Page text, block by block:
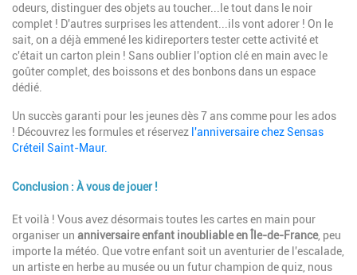
odeurs, distinguer des objets au toucher...le tout dans le noir
complet ! D'autres surprises les attendent...ils vont adorer ! On le
sait, on a déjà emmené les kidireporters tester cette activité et
c'était un carton plein ! Sans oublier l'option clé en main avec le
goûter complet, des boissons et des bonbons dans un espace
dédié.
Un succès garanti pour les jeunes dès 7 ans comme pour les ados
! Découvrez les formules et réservez l'anniversaire chez Sensas
Créteil Saint-Maur.
Conclusion : À vous de jouer !
Description
Et voilà ! Vous avez désormais toutes les cartes en main pour
organiser un anniversaire enfant inoubliable en Île-de-France, peu
importe la météo. Que votre enfant soit un aventurier de l'escalade,
un artiste en herbe au musée ou un futur champion de quiz, nous